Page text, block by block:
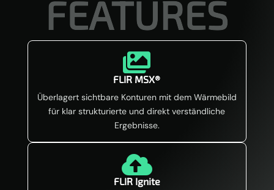
FEATURES

FLIR MSX®
Überlagert sichtbare Konturen mit dem Wärmebild
für klar strukturierte und direkt verständliche
Ergebnisse.

FLIR Ignite